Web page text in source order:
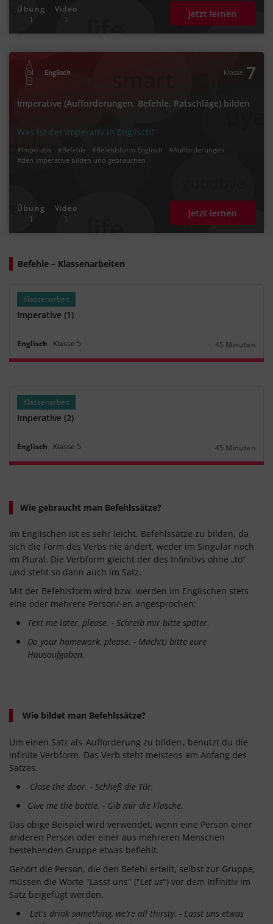
Übung
1
Video
1
Jetzt lernen
Englisch Klasse 7
Imperative (Aufforderungen, Befehle, Ratschläge) bilden
Was ist der Imperativ in Englisch?
#Imperativ #Befehle #Befehlsform Englisch
#Aufforderungen
#den imperative bilden und gebrauchen
Übung
1
Video
1
Jetzt lernen
Befehle – Klassenarbeiten
Klassenarbeit
Imperative (1)
Englisch Klasse 5
Dauer:
45 Minuten
Klassenarbeit
Imperative (2)
Englisch Klasse 5
Dauer:
45 Minuten
Wie gebraucht man Befehlssätze?
Im Englischen ist es sehr leicht, Befehlssätze zu bilden, da
sich die Form des Verbs nie ändert, weder im Singular noch
im Plural. Die Verbform gleicht der des Infinitivs ohne „to“
und steht so dann auch im Satz.
Mit der Befehlsform wird bzw. werden im Englischen stets
eine oder mehrere Person/-en angesprochen:
Text me later, please. - Schreib mir bitte später.
Do your homework, please. - Mach(t) bitte eure
Hausaufgaben.
Wie bildet man Befehlssätze?
Um einen Satz als Aufforderung zu bilden , benutzt du die
infinite Verbform. Das Verb steht meistens am Anfang des
Satzes.
Close the door. - Schließ die Tür.
Give me the bottle. - Gib mir die Flasche.
Das obige Beispiel wird verwendet, wenn eine Person einer
anderen Person oder einer aus mehreren Menschen
bestehenden Gruppe etwas befiehlt.
Gehört die Person, die den Befehl erteilt, selbst zur Gruppe,
müssen die Worte "Lasst uns" ("Let us") vor dem Infinitiv im
Satz beigefügt werden.
Let's drink something, we‘re all thirsty. - Lasst uns etwas